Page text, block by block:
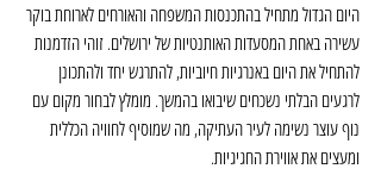
היום הגדול מתחיל בהתכנסות המשפחה והאורחים לארוחת בוקר
עשירה באחת המסעדות האותנטיות של ירושלים. זוהי הזדמנות
להתחיל את היום באנרגיות חיוביות, להתרגש יחד ולהתכונן
לרגעים הבלתי נשכחים שיבואו בהמשך. מומלץ לבחור מקום עם
נוף עוצר נשימה לעיר העתיקה, מה שמוסיף לחוויה הכללית
ומעצים את אווירת החגיגיות.